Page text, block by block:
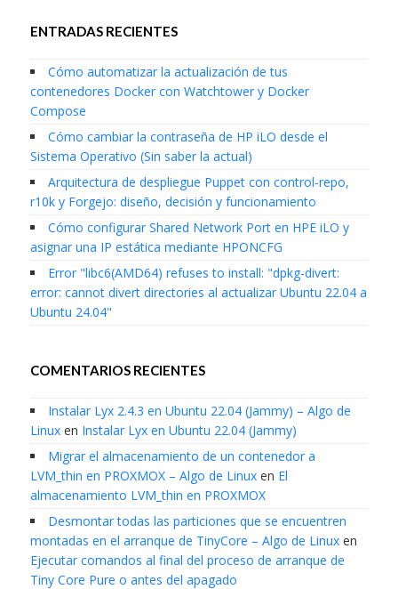
ENTRADAS RECIENTES
Cómo automatizar la actualización de tus
contenedores Docker con Watchtower y Docker
Compose
Cómo cambiar la contraseña de HP iLO desde el
Sistema Operativo (Sin saber la actual)
Arquitectura de despliegue Puppet con control-repo,
r10k y Forgejo: diseño, decisión y funcionamiento
Cómo configurar Shared Network Port en HPE iLO y
asignar una IP estática mediante HPONCFG
Error "libc6(AMD64) refuses to install: "dpkg-divert:
error: cannot divert directories al actualizar Ubuntu 22.04 a
Ubuntu 24.04"
COMENTARIOS RECIENTES
Instalar Lyx 2.4.3 en Ubuntu 22.04 (Jammy) – Algo de
Linuxen Instalar Lyx en Ubuntu 22.04 (Jammy)
Migrar el almacenamiento de un contenedor a
LVM_thin en PROXMOX – Algo de Linuxen El
almacenamiento LVM_thin en PROXMOX
Desmontar todas las particiones que se encuentren
montadas en el arranque de TinyCore – Algo de Linuxen
Ejecutar comandos al final del proceso de arranque de
Tiny Core Pure o antes del apagado